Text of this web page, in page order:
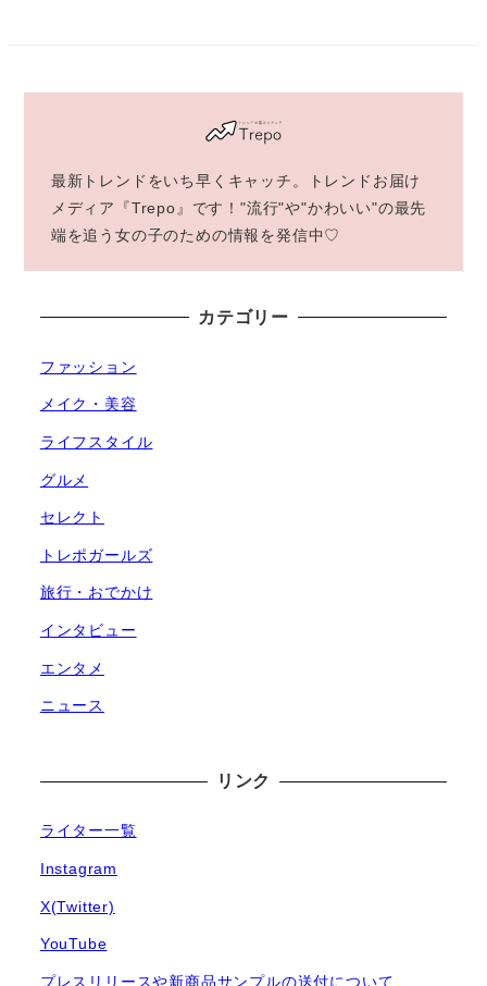
送
り
最新トレンドをいち早くキャッチ。トレンドお届け
メディア『Trepo』です！"流行"や"かわいい"の最先
端を追う女の子のための情報を発信中♡
カテゴリー
ファッション
メイク・美容
ライフスタイル
グルメ
セレクト
トレポガールズ
旅行・おでかけ
インタビュー
エンタメ
ニュース
リンク
ライター一覧
Instagram
X(Twitter)
YouTube
プレスリリースや新商品サンプルの送付について